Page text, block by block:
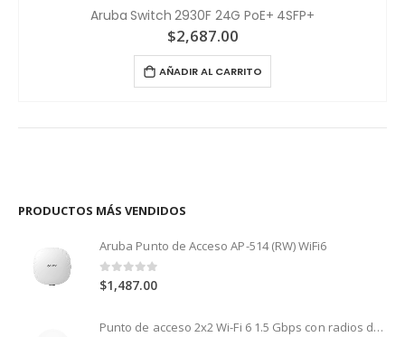
Aruba Switch 2930F 24G PoE+ 4SFP+
$2,687.00
AÑADIR AL CARRITO
PRODUCTOS MÁS VENDIDOS
Aruba Punto de Acceso AP-514 (RW) WiFi6
0out of 5
$1,487.00
Punto de acceso 2x2 Wi-Fi 6 1.5 Gbps con radios de 5 GHz (MU-MIMO y OFDMA) y 2.4 GHz (MIMO)